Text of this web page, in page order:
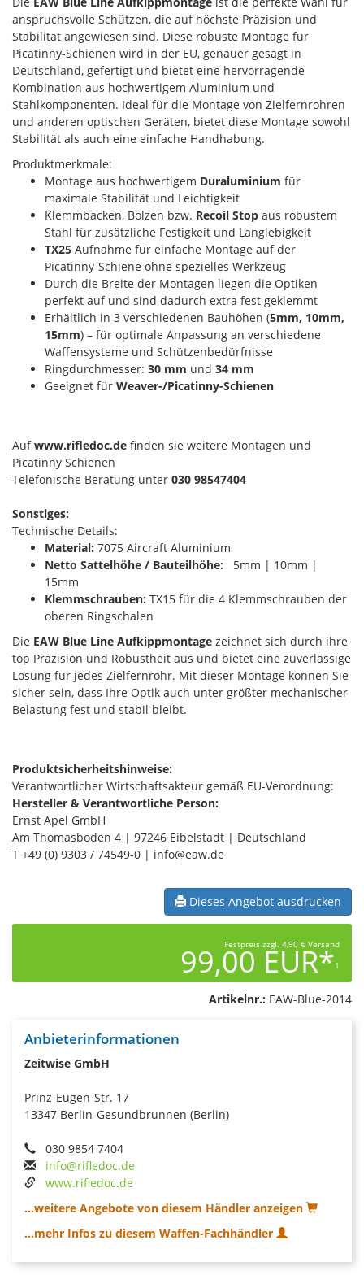
anspruchsvolle Schützen, die auf höchste Präzision und
Stabilität angewiesen sind. Diese robuste Montage für
Picatinny-Schienen wird in der EU, genauer gesagt in
Deutschland, gefertigt und bietet eine hervorragende
Kombination aus hochwertigem Aluminium und
Stahlkomponenten. Ideal für die Montage von Zielfernrohren
und anderen optischen Geräten, bietet diese Montage sowohl
Stabilität als auch eine einfache Handhabung.
Produktmerkmale:
Montage aus hochwertigem Duraluminium für
maximale Stabilität und Leichtigkeit
Klemmbacken, Bolzen bzw. Recoil Stop aus robustem
Stahl für zusätzliche Festigkeit und Langlebigkeit
TX25 Aufnahme für einfache Montage auf der
Picatinny-Schiene ohne spezielles Werkzeug
Durch die Breite der Montagen liegen die Optiken
perfekt auf und sind dadurch extra fest geklemmt
Erhältlich in 3 verschiedenen Bauhöhen (5mm, 10mm,
15mm) – für optimale Anpassung an verschiedene
Waffensysteme und Schützenbedürfnisse
Ringdurchmesser: 30 mm und 34 mm
Geeignet für Weaver-/Picatinny-Schienen
Aufwww.rifledoc.de finden sie weitere Montagen und
Picatinny Schienen
Telefonische Beratung unter 030 98547404
Sonstiges:
Technische Details:
Material: 7075 Aircraft Aluminium
Netto Sattelhöhe / Bauteilhöhe: 5mm | 10mm |
15mm
Klemmschrauben: TX15 für die 4 Klemmschrauben der
oberen Ringschalen
Die EAW Blue Line Aufkippmontage zeichnet sich durch ihre
top Präzision und Robustheit aus und bietet eine zuverlässige
Lösung für jedes Zielfernrohr. Mit dieser Montage können Sie
sicher sein, dass Ihre Optik auch unter größter mechanischer
Belastung fest und stabil bleibt.
Produktsicherheitshinweise:
Verantwortlicher Wirtschaftsakteur gemäß EU-Verordnung:
Hersteller & Verantwortliche Person:
Ernst Apel GmbH
Am Thomasboden 4 | 97246 Eibelstadt | Deutschland
T +49 (0) 9303 / 74549-0 | info@eaw.de
Dieses Angebot ausdrucken
Festpreis zzgl. 4,90 € Versand
99,00 EUR*1
Artikelnr.: EAW-Blue-2014
Anbieterinformationen
Zeitwise GmbH
Prinz-Eugen-Str. 17
13347 Berlin-Gesundbrunnen (Berlin)
030 9854 7404
info@rifledoc.de
www.rifledoc.de
...weitere Angebote von diesem Händler anzeigen
...mehr Infos zu diesem Waffen-Fachhändler